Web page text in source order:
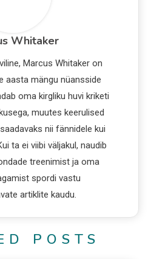
Whitaker
Marcus Whitaker on
aasta mängu nüansside
oma kirgliku huvi kriketi
muutes keerulised
nii fännidele kui
ta ei viibi väljakul, naudib
treenimist ja oma
spordi vastu
artiklite kaudu.
POSTS